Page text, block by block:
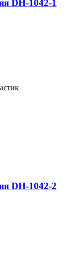
DH-1042-1
DH-1042-2